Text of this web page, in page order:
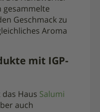
gesammelte
Geschmack zu
Aroma
mit IGP-
das Haus Salumi
auch